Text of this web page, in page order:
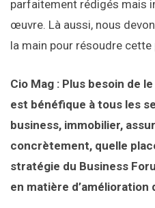
parfaitement rédigés mais
œuvre. Là aussi, nous
la main pour résoudre
Cio Mag : Plus besoin de
est bénéfique à tous les
business, immobilier,
concrètement, quelle
stratégie du Business
en matière